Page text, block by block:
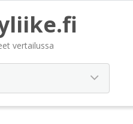
vertailussa